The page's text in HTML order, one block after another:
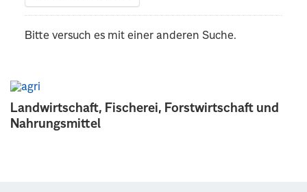
Landwirtschaft, Fischerei, Forstwirtschaft und
Nahrungsmittel
Bitte versuch es mit einer anderen Suche.